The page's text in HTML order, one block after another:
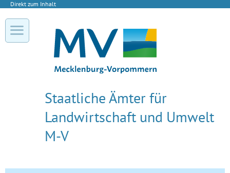
Direkt zum Inhalt
Staatliche Ämter für
Landwirtschaft und Umwelt
M-V